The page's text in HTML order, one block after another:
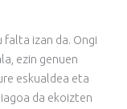
falta izan da. Ongi
ezin genuen
eskualdea eta
da ekoizten